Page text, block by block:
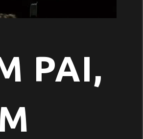
PAI,